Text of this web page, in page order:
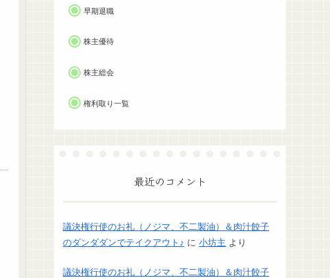
早期退職
株主優待
株主総会
権利取り一覧
最近のコメント
議決権行使のお礼（ノジマ、不二製油）＆肉汁餃子
のダンダダンでテイクアウト♪ に 小坊主 より
議決権行使のお礼（ノジマ、不二製油）＆肉汁餃子